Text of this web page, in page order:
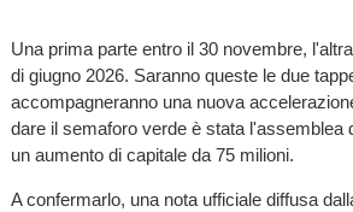
Una prima parte entro il 30 novembre,
di giugno 2026. Saranno queste le due
accompagneranno una nuova
dare il semaforo verde è stata l'assemblea
un aumento di capitale da 75 milioni.
A confermarlo, una nota ufficiale diffusa